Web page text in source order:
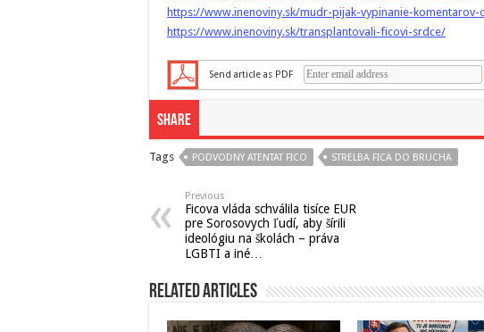
https://www.inenoviny.sk/mudr-pijak-vypinanie-
https://www.inenoviny.sk/transplantovali-ficovi-srdce/
Send article as PDF
Share
Tags PODVODNY ATENTAT FICO STRELBA FICA DO BRUCHA
Previous
Ficova vláda schválila tisíce EUR
pre Sorosovych ľudí, aby šírili
ideológiu na školách – práva
LGBTI a iné…
Related Articles